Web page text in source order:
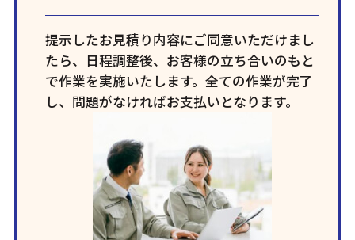
提示したお見積り内容にご同意いただけまし
たら、日程調整後、お客様の立ち合いのもと
で作業を実施いたします。全ての作業が完了
し、問題がなければお支払いとなります。